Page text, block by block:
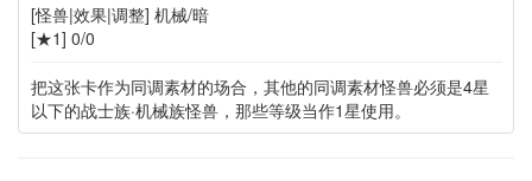
[怪兽|效果|调整] 机械/暗
[★1] 0/0
把这张卡作为同调素材的场合，其他的同调素材怪兽必须是4星
以下的战士族·机械族怪兽，那些等级当作1星使用。